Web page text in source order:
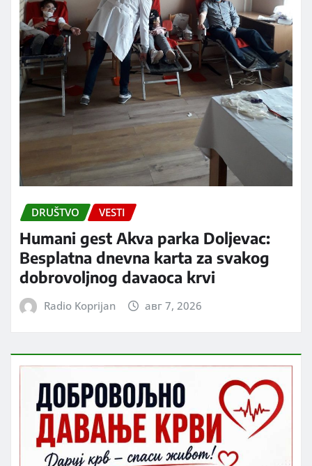
DRUŠTVO VESTI
Humani gest Akva parka Doljevac:
Besplatna dnevna karta za svakog
dobrovoljnog davaoca krvi
Radio Koprijan авг 7, 2026